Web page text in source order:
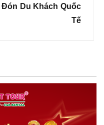
Đón Du Khách Quốc
Tế